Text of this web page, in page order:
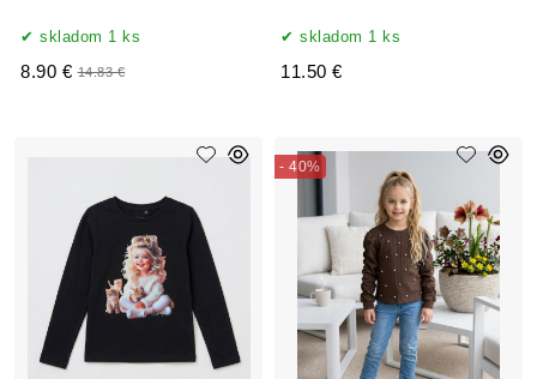
skladom 1 ks
8.90 € 14.83 €
skladom 1 ks
11.50 €
- 40%